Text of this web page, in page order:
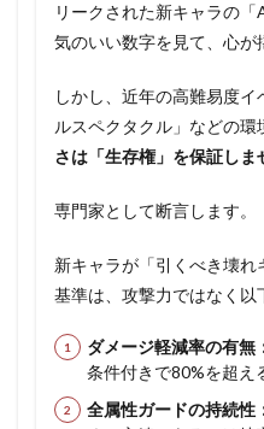
リークされた新キャラの
気のいい数字を見て、心が
しかし、近年の高難易度
ルスペクタクル」などの環
さは「生存権」を保証しま
専門家として断言します。
新キャラが「引くべき壊
基準は、攻撃力ではなく以
ダメージ軽減率の有無
条件付きで80%を超え
全属性ガードの持続性